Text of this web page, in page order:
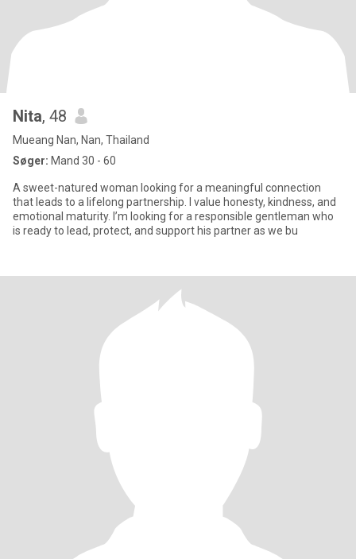
Nita, 48
Mueang Nan, Nan, Thailand
Søger: Mand 30 - 60
A sweet-natured woman looking for a meaningful connection
that leads to a lifelong partnership. I value honesty, kindness, and
emotional maturity. I’m looking for a responsible gentleman who
is ready to lead, protect, and support his partner as we bu